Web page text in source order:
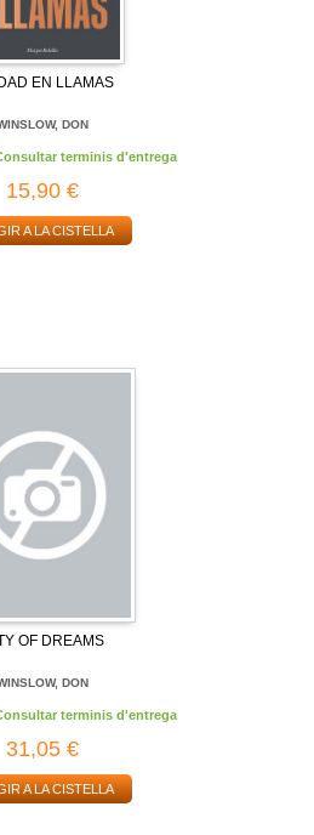
EN LLAMAS
DON
terminis d'entrega
15,90 €
A LA CISTELLA
OF DREAMS
DON
terminis d'entrega
31,05 €
A LA CISTELLA